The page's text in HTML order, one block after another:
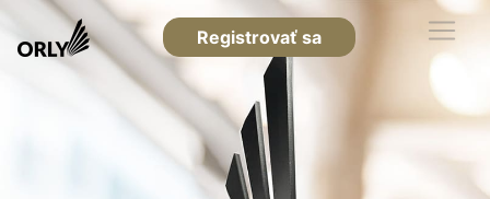
Registrovať sa